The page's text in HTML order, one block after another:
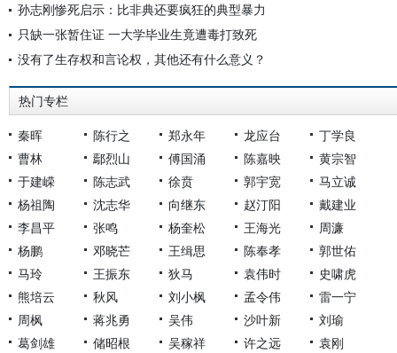
孙志刚惨死启示：比非典还要疯狂的典型暴力
只缺一张暂住证 一大学毕业生竟遭毒打致死
没有了生存权和言论权，其他还有什么意义？
热门专栏
秦晖 陈行之 郑永年 龙应台
丁学良
曹林
鄢烈山 傅国涌 陈嘉映
黄宗智
于建嵘
陈志武 徐贲 郭宇宽
马立诚
杨祖陶
沈志华 向继东 赵汀阳
戴建业
李昌平
张鸣 杨奎松 王海光
周濂
杨鹏
邓晓芒 王缉思 陈奉孝
郭世佑
马玲
王振东 狄马 袁伟时
史啸虎
熊培云
秋风 刘小枫 孟令伟
雷一宁
周枫
蒋兆勇 吴伟 沙叶新
刘瑜
葛剑雄
储昭根 吴稼祥 许之远 袁刚